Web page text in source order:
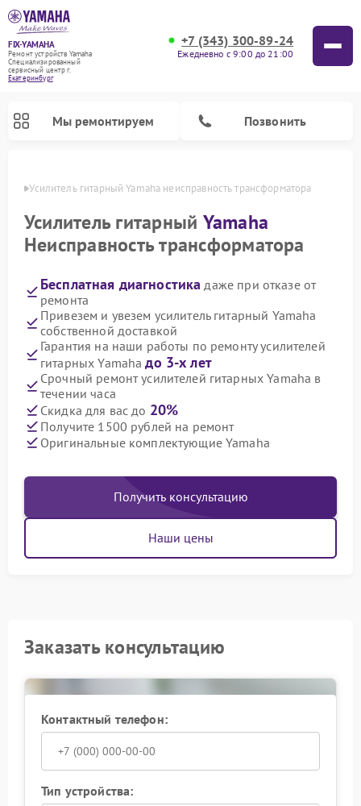
FIX-YAMAHA
Ремонт устройств Yamaha
Специализированный
cервисный центр г.
Екатеринбург
+7 (343) 300-89-24
Ежедневно с 9:00 до 21:00
Мы ремонтируем Позвонить
Усилитель гитарный Yamaha неисправность трансформатора
Усилитель гитарный Yamaha
Неисправность трансформатора
Бесплатная диагностика даже при отказе от
ремонта
Привезем и увезем усилитель гитарный Yamaha
собственной доставкой
Гарантия на наши работы по ремонту усилителей
гитарных Yamahaдо 3-х лет
Срочный ремонт усилителей гитарных Yamaha в
течении часа
Скидка для вас до 20%
Получите 1500 рублей на ремонт
Оригинальные комплектующие Yamaha
Получить консультацию
Наши цены
Заказать консультацию
Контактный телефон:
Тип устройства: